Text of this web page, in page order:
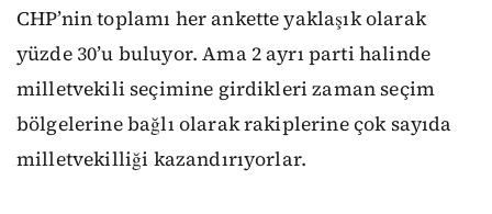
CHP’nin toplamı her ankette yaklaşık olarak
yüzde 30’u buluyor. Ama 2 ayrı parti halinde
milletvekili seçimine girdikleri zaman seçim
bölgelerine bağlı olarak rakiplerine çok sayıda
milletvekilliği kazandırıyorlar.